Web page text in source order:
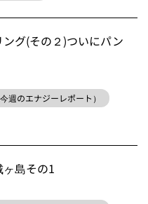
グ(その２)ついにパン
週のエナジーレポート）
島その1